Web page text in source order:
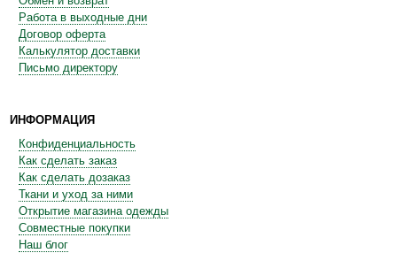
Работа в выходные дни
Договор оферта
Калькулятор доставки
Письмо директору
ИНФОРМАЦИЯ
Конфиденциальность
Как сделать заказ
Как сделать дозаказ
Ткани и уход за ними
Открытие магазина одежды
Совместные покупки
Наш блог